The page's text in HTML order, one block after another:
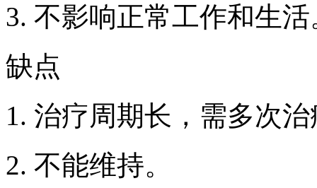
3. 不影响正常工作和生活
缺点
1. 治疗周期长，需多次
2. 不能维持。